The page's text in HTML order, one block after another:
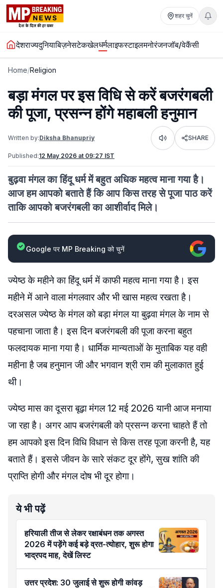
शहर चुनें
देशराज्यदुनियाबिज़नेसटेकखेलधर्मलाइफस्टाइलमनोरंजनजॉब/वेकैंसी
Home/Religion
बड़ा मंगल पर इस विधि से करें बजरंगबली
की पूजा, प्रसन्न होंगे महाबली हनुमान
Written by:Diksha Bhanupriy Listen SHARE
Published:12 May 2026 at 09:27 IST
बुढ़वा मंगल का हिंदू धर्म में बहुत अधिक महत्व माना गया है।
आज हम आपको बताते हैं कि आप किस तरह से पूजा पाठ करें
ताकि आपको बजरंगबली का आशीर्वाद मिले।
Google पर MP Breaking को चुनें
ज्येष्ठ के महीने का हिंदू धर्म में काफी महत्व माना गया है। इस
महीने में आने वाला मंगलवार और भी खास महत्व रखता है।
दरअसल ज्येष्ठ के मंगल को बड़ा मंगल या बुढ़वा मंगल के नाम से
पहचाना जाता है। इस दिन बजरंगबली की पूजा करना बहुत
फलदायक माना गया है। धार्मिक मान्यताओं के मुताबिक यह वही
महीना है जब हनुमान जी और भगवान श्री राम की मुलाकात हुई
थी।
ज्येष्ठ मास का दूसरा बूढ़ा मंगल 12 मई 2026 यानी आज मनाया
जा रहा है। अगर आप बजरंगबली को प्रसन्न करना चाहते हैं तो
हम आपको इस दिन विधि विधान से किस तरह पूजा करनी है, यह
बताते हैं। इससे जीवन के सारे संकट दूर होंगे, सुख शांति की
प्राप्ति होगी और मंगल दोष भी दूर होगा।
ये भी पढ़ें
हरियाली तीज से लेकर रक्षाबंधन तक अगस्त
2026 में पड़ेंगे कई बड़े व्रत-त्योहार, शुरू होगा
भाद्रपद माह, देखें लिस्ट
उत्तर प्रदेश: 30 जुलाई से शुरू होगी कांवड़